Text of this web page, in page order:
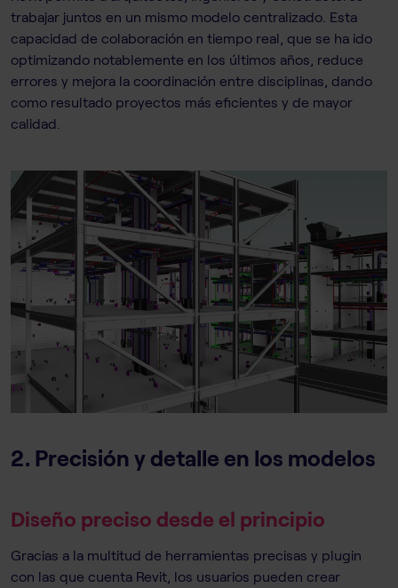
trabajar juntos en un mismo modelo centralizado. Esta
capacidad de colaboración en tiempo real, que se ha ido
optimizando notablemente en los últimos años, reduce
errores y mejora la coordinación entre disciplinas, dando
como resultado proyectos más eficientes y de mayor
calidad.
2. Precisión y detalle en los modelos
Diseño preciso desde el principio
Gracias a la multitud de herramientas precisas y plugin
con las que cuenta Revit, los usuarios pueden crear